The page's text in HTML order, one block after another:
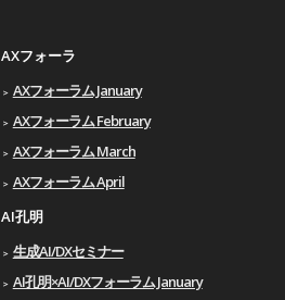
AXフォーラ
AXフォーラム January
AXフォーラム February
AXフォーラム March
AXフォーラム April
AI孔明
生成AI/DXセミナー
AI孔明×AI/DXフォーラム January